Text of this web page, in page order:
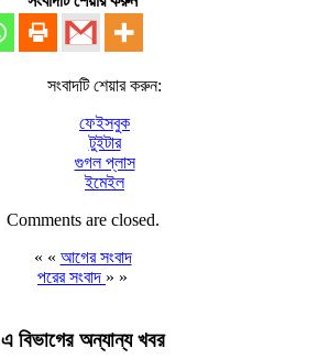
সংবাদটি শেয়ার করুন:
ফেইসবুক
টুইটার
গুগল প্লাস
ইমেইল
Comments are closed.
« « আগের সংবাদ
পরের সংবাদ » »
এ বিভাগের অন্যান্য খবর